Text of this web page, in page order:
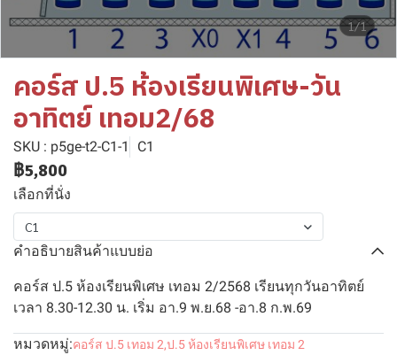
1/1
คอร์ส ป.5 ห้องเรียนพิเศษ-วัน
อาทิตย์ เทอม2/68
SKU : p5ge-t2-C1-1 C1
฿5,800
เลือกที่นั่ง
C1
คำอธิบายสินค้าแบบย่อ
คอร์ส ป.5 ห้องเรียนพิเศษ เทอม 2/2568 เรียนทุกวันอาทิตย์
เวลา 8.30-12.30 น. เริ่ม อา.9 พ.ย.68 -อา.8 ก.พ.69
หมวดหมู่:คอร์ส ป.5 เทอม 2,ป.5 ห้องเรียนพิเศษ เทอม 2